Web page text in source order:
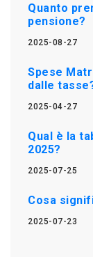
Quanto
pensione?
2025-08-27
Spese
dalle
2025-04-27
Qual è la
2025?
2025-07-25
Cosa
2025-07-23